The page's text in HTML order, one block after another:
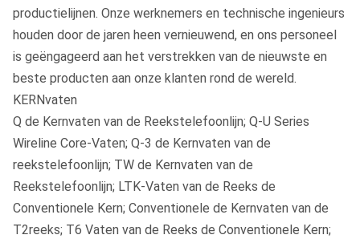
productielijnen. Onze werknemers en technische ingenieurs
houden door de jaren heen vernieuwend, en ons personeel
is geëngageerd aan het verstrekken van de nieuwste en
beste producten aan onze klanten rond de wereld.
KERNvaten
Q de Kernvaten van de Reekstelefoonlijn; Q-U Series
Wireline Core-Vaten; Q-3 de Kernvaten van de
reekstelefoonlijn; TW de Kernvaten van de
Reekstelefoonlijn; LTK-Vaten van de Reeks de
Conventionele Kern; Conventionele de Kernvaten van de
T2reeks; T6 Vaten van de Reeks de Conventionele Kern;